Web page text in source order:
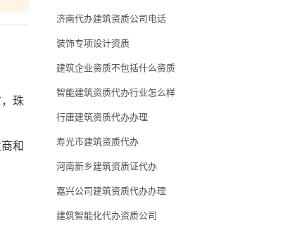
珠
和
济南代办建筑资质公司电话
装饰专项设计资质
建筑企业资质不包括什么资质
智能建筑资质代办行业怎么样
行唐建筑资质代办办理
寿光市建筑资质代办
河南新乡建筑资质证代办
嘉兴公司建筑资质代办办理
建筑智能化代办资质公司